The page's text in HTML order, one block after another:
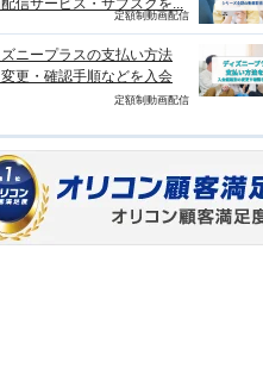
信サービス・サブスクを...
定額制動画配信
ニープラスの支払い方法
更・確認手順などを入会
定額制動画配信